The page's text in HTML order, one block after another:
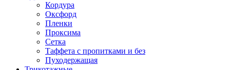
Кордура
Оксфорд
Пленки
Проксима
Сетка
Таффета с пропитками и без
Пуходержащая